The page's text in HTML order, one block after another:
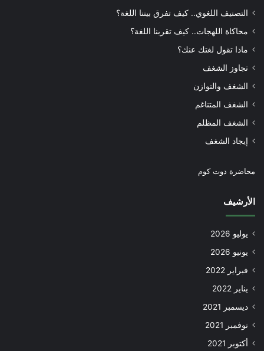
التصنيف اللغوي.. كيف تفرق بيننا اللغة؟
محاكاة اللهجات.. كيف تقربنا اللغة؟
ماذا تقول لغتك عنك؟
تجاوز الشغف
الشغف والتوازن
الشغف المتناغم
الشغف المظلم
إيجاد الشغف
محاضرة دوت كوم
الأرشيف
يوليو 2026
يونيو 2026
فبراير 2022
يناير 2022
ديسمبر 2021
نوفمبر 2021
أكتوبر 2021